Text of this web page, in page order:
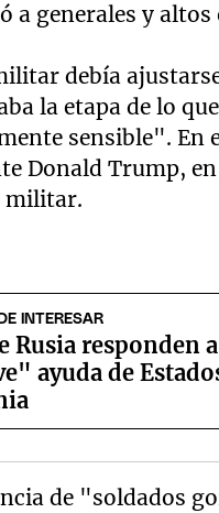
a generales y
debía
la etapa de lo
sensible". En
Donald Trump,
militar.
INTERESAR
Rusia responden
ayuda de
de "soldados